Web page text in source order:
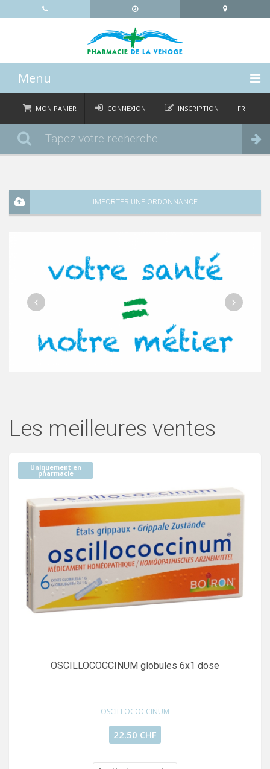
Menu
ACCUEIL
CATÉGORIES
À PROPOS
CONTACT
MON PANIER
Commander
CONNEXION INSCRIPTION FR
IMPORTER UNE ORDONNANCE
Les meilleures ventes
Uniquement en
pharmacie
OSCILLOCOCCINUM globules 6x1 dose
OSCILLOCOCCINUM
22.50 CHF